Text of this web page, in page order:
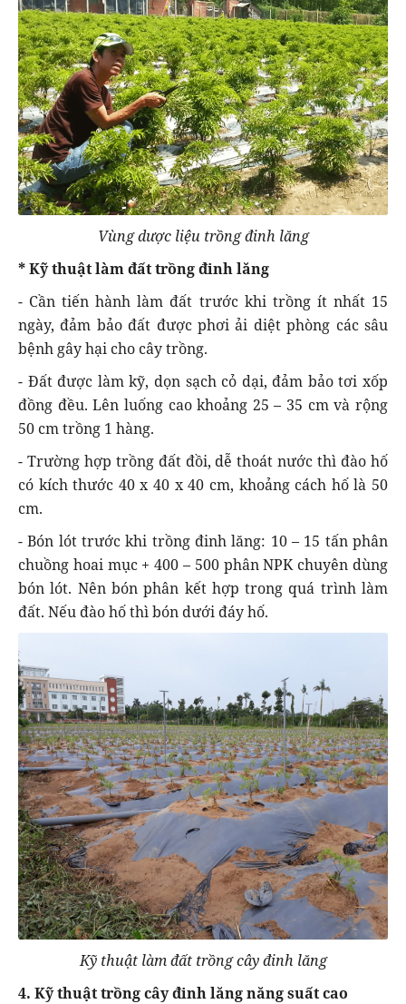
Vùng dược liệu trồng đinh lăng
* Kỹ thuật làm đất trồng đinh lăng
- Cần tiến hành làm đất trước khi trồng ít nhất 15
ngày, đảm bảo đất được phơi ải diệt phòng các sâu
bệnh gây hại cho cây trồng.
- Đất được làm kỹ, dọn sạch cỏ dại, đảm bảo tơi xốp
đồng đều. Lên luống cao khoảng 25 – 35 cm và rộng
50 cm trồng 1 hàng.
- Trường hợp trồng đất đồi, dễ thoát nước thì đào hố
có kích thước 40 x 40 x 40 cm, khoảng cách hố là 50
cm.
- Bón lót trước khi trồng đinh lăng: 10 – 15 tấn phân
chuồng hoai mục + 400 – 500 phân NPK chuyên dùng
bón lót. Nên bón phân kết hợp trong quá trình làm
đất. Nếu đào hố thì bón dưới đáy hố.
Kỹ thuật làm đất trồng cây đinh lăng
4. Kỹ thuật trồng cây đinh lăng năng suất cao